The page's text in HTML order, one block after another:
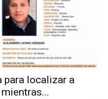
para localizar a